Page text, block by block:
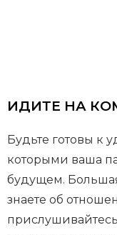
ИДИТЕ НА
Будьте готовы к
которыми ваша
будущем.
знаете об